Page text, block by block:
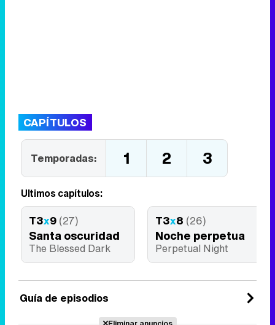
CAPÍTULOS
Temporadas: 1 2 3
Últimos capítulos:
T3x9 (27)
Santa oscuridad
The Blessed Dark
T3x8 (26)
Noche perpetua
Perpetual Night
Guía de episodios